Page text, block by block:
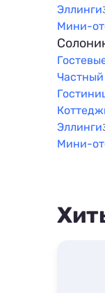
Эллинги
Мини-
Эллинги
Мини-